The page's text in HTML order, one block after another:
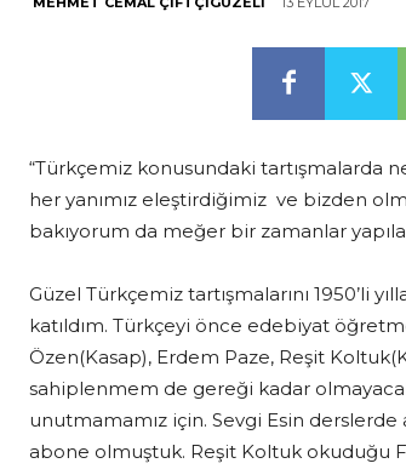
“Türkçemiz konusundaki tartışmalarda
her yanımız eleştirdiğimiz ve bizden
bakıyorum da meğer bir zamanlar
Güzel Türkçemiz tartışmalarını 1950’li
katıldım. Türkçeyi önce edebiyat
Özen(Kasap), Erdem Paze, Reşit
sahiplenmem de gereği kadar
unutmamamız için. Sevgi Esin derslerde
abone olmuştuk. Reşit Koltuk okuduğu